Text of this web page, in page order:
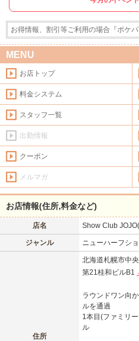
お得情報、割引等ご利用の場合『ポケ
MENU
お店トップ
料金システム
スタッフ一覧
出勤情報
クーポン
メルマガ
お店情報(住所,料金など)
店名 Show Club
ジャンル ニューハーフシ
住所
北海道札幌市中
第21桂和ビルB1
ラウンドワン向
ルを通過
1本目(ファミリ
ル
このお店を
お店の
会員ロ
女の子
店舗ロ
新規会
甲信越
沖縄